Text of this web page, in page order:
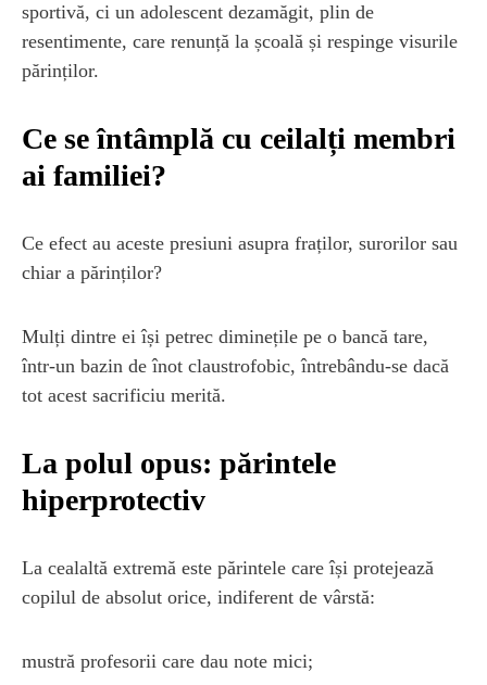
sportivă, ci un adolescent dezamăgit, plin de
resentimente, care renunță la școală și respinge visurile
părinților.
Ce se întâmplă cu ceilalți membri
ai familiei?
Ce efect au aceste presiuni asupra fraților, surorilor sau
chiar a părinților?
Mulți dintre ei își petrec diminețile pe o bancă tare,
într-un bazin de înot claustrofobic, întrebându-se dacă
tot acest sacrificiu merită.
La polul opus: părintele
hiperprotectiv
La cealaltă extremă este părintele care își protejează
copilul de absolut orice, indiferent de vârstă:
mustră profesorii care dau note mici;